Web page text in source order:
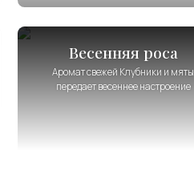
Весенняя роса
Аромат свежей Клубники и мяты
передает весеннее настроение